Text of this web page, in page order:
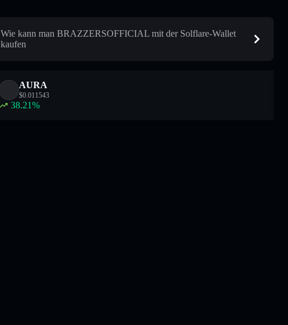
Wie kann man BRAZZERSOFFICIAL mit der Solflare-Wallet
kaufen
AURA
$0.011543
38.21%